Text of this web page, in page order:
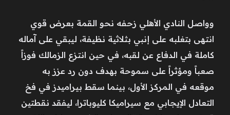
وواصل النادي الأهلي زحفه نحو القمة بعرض قوي
انتهى بتغلبه على إنبي بثلاثية نظيفة، ليبقي على آماله
كاملة في الدفاع عن لقبه، في حين انتزع الزمالك فوزاً
صعباً ومؤثراً على سموحة بهدف دون رد عزز به
موقعه في المركز الأول، بينما سقط بيراميدز في فخ
التعادل الإيجابي مع سيراميكا كليوباترا، ليفقد نقطتين